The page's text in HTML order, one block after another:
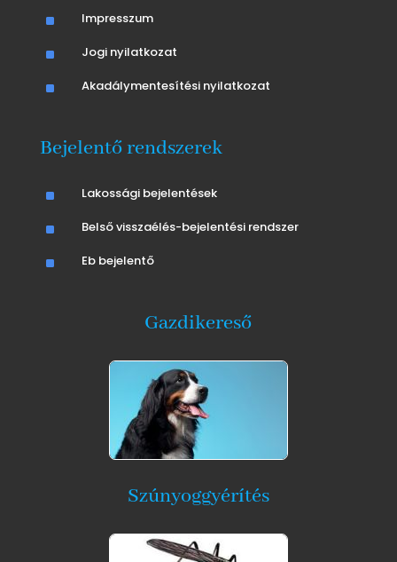
^ Impresszum
^ Jogi nyilatkozat
^ Akadálymentesítési nyilatkozat
Bejelentő rendszerek
^ Lakossági bejelentések
^ Belső visszaélés-bejelentési rendszer
^ Eb bejelentő
Gazdikereső
Szúnyoggyérítés